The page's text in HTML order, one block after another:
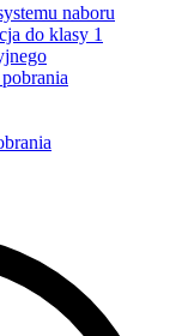
naboru
do klasy 1